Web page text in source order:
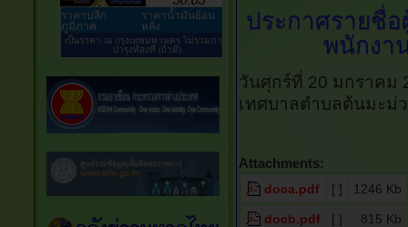
ประกาศรายชื่อ
พนักงา
วันศุกร์ที่ 20 มกราคม
เทศบาลตำบลต้นมะม่
Attachments:
doca.pdf [ ] 1246 Kb
docb.pdf [ ] 815 Kb